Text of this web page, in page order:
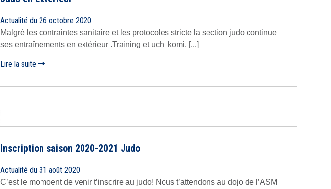
Actualité du 26 octobre 2020
Malgré les contraintes sanitaire et les protocoles stricte la section judo continue
ses entraînements en extérieur .Training et uchi komi. [...]
Lire la suite
Inscription saison 2020-2021 Judo
Actualité du 31 août 2020
C’est le momoent de venir t’inscrire au judo! Nous t’attendons au dojo de l’ASM